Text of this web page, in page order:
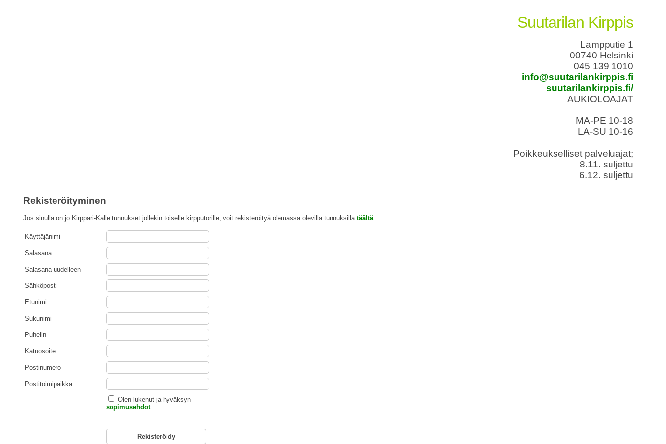
Suutarilan Kirppis
Lampputie 1
00740 Helsinki
045 139 1010
info@suutarilankirppis.fi
suutarilankirppis.fi/
AUKIOLOAJAT
MA-PE 10-18
LA-SU 10-16
Poikkeukselliset palveluajat;
8.11. suljettu
6.12. suljettu
Rekisteröityminen
Jos sinulla on jo Kirppari-Kalle tunnukset jollekin toiselle kirpputorille, voit rekisteröityä olemassa olevilla tunnuksillatäältä
Käyttäjänimi
Salasana
Salasana uudelleen
Sähköposti
Etunimi
Sukunimi
Puhelin
Katuosoite
Postinumero
Postitoimipaikka
Olen lukenut ja hyväksyn
sopimusehdot
Rekisteröidy